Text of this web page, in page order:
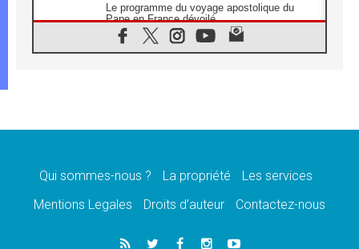
Le programme du voyage apostolique du
Pape en France dévoilé
07.08.2026
1ère Conférence continentale sur l'éducation
07.08.2026
07.08.2026
lancement des «dix jours de prière pour la
06.08.2026
Qui sommes-nous ? La propriété
Les services
Mentions Legales
Droits d’auteur Contactez-nous